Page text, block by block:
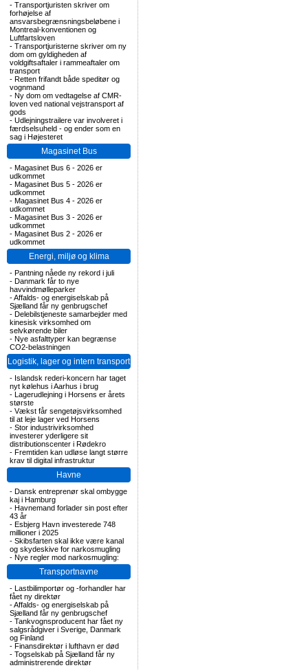
- Transportjuristen skriver om
forhøjelse af
ansvarsbegrænsningsbeløbene i
Montreal-konventionen og
Luftfartsloven
- Transportjuristerne skriver om ny
dom om gyldigheden af
voldgiftsaftaler i rammeaftaler om
transport
- Retten frifandt både speditør og
vognmand
- Ny dom om vedtagelse af CMR-
loven ved national vejstransport af
gods
- Udlejningstrailere var involveret i
færdselsuheld - og ender som en
sag i Højesteret
Magasinet Bus
- Magasinet Bus 6 - 2026 er
udkommet
- Magasinet Bus 5 - 2026 er
udkommet
- Magasinet Bus 4 - 2026 er
udkommet
- Magasinet Bus 3 - 2026 er
udkommet
- Magasinet Bus 2 - 2026 er
udkommet
Energi, miljø og klima
- Pantning nåede ny rekord i juli
- Danmark får to nye
havvindmølleparker
-Affalds- og energiselskab på
Sjælland får ny genbrugschef
- Delebilstjeneste samarbejder med
kinesisk virksomhed om
selvkørende biler
- Nye asfalttyper kan begrænse
CO2-belastningen
Logistik, lager og intern transport
- Islandsk rederi-koncern har taget
nyt kølehus i Aarhus i brug
- Lagerudlejning i Horsens er årets
største
- Vækst får sengetøjsvirksomhed
til at leje lager ved Horsens
- Stor industrivirksomhed
investerer yderligere sit
distributionscenter i Rødekro
- Fremtiden kan udløse langt større
krav til digital infrastruktur
Havne
- Dansk entreprenør skal ombygge
kaj i Hamburg
- Havnemand forlader sin post efter
43 år
- Esbjerg Havn investerede 748
millioner i 2025
- Skibsfarten skal ikke være kanal
og skydeskive for narkosmugling
- Nye regler mod narkosmugling:
Transportnavne
- Lastbilimportør og -forhandler har
fået ny direktør
-Affalds- og energiselskab på
Sjælland får ny genbrugschef
- Tankvognsproducent har fået ny
salgsrådgiver i Sverige, Danmark
og Finland
- Finansdirektør i lufthavn er død
- Togselskab på Sjælland får ny
administrerende direktør